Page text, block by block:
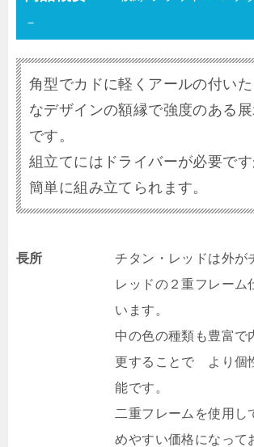
－
角型でカドに軽くアールの付い
なデザインの額縁で強度のある
です。
組立てにはドライバーが必要で
簡単に組み立てられます。
長所
チタン・レッドは外が
レッドの２重フレーム
います。
中の色の種類も豊富で
更することで より個
能です。
二重フレームを使用し
めやすい価格になって